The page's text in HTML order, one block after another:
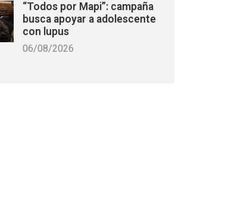
“Todos por Mapi”: campaña
busca apoyar a adolescente
con lupus
06/08/2026